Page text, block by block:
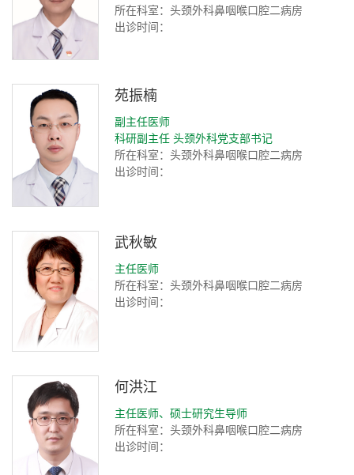
所在科室：头颈外科鼻咽喉口腔二病房
出诊时间：
苑振楠
副主任医师
科研副主任 头颈外科党支部书记
所在科室：头颈外科鼻咽喉口腔二病房
出诊时间：
武秋敏
主任医师
所在科室：头颈外科鼻咽喉口腔二病房
出诊时间：
何洪江
主任医师、硕士研究生导师
所在科室：头颈外科鼻咽喉口腔二病房
出诊时间：